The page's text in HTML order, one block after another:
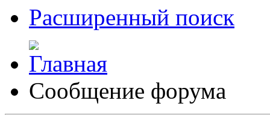
Расширенный поиск
Сообщение форума